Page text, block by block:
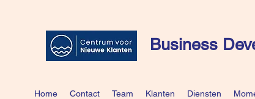
Business
Home Contact Team Klanten Diensten